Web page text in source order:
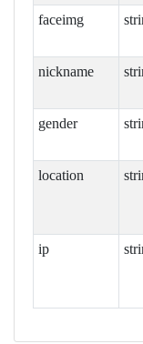
faceimg
nickname
gender
location
ip